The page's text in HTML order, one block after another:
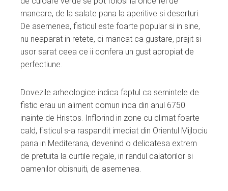
mancare, de la salate pana la aperitive si deserturi.
De asemenea, fisticul este foarte popular si in sine,
nu neaparat in retete, ci mancat ca gustare, prajit si
usor sarat ceea ce ii confera un gust apropiat de
perfectiune.
Dovezile arheologice indica faptul ca semintele de
fistic erau un aliment comun inca din anul 6750
inainte de Hristos. Inflorind in zone cu climat foarte
cald, fisticul s-a raspandit imediat din Orientul Mijlociu
pana in Mediterana, devenind o delicatesa extrem
de pretuita la curtile regale, in randul calatorilor si
oamenilor obisnuiti, de asemenea.